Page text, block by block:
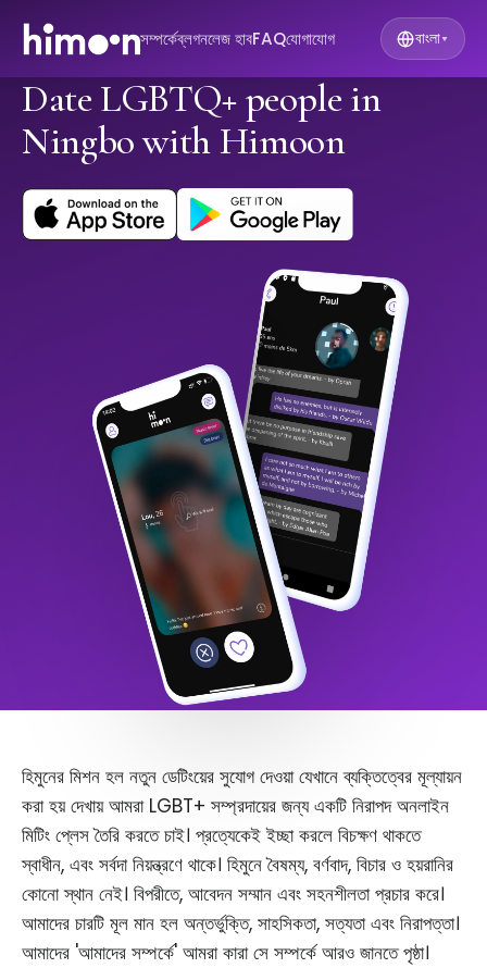
সম্পর্কেব্লগনলেজ হাবFAQযোগাযোগ বাংলা▾
Date LGBTQ+ people in
Ningbo with Himoon
হিমুনের মিশন হল নতুন ডেটিংয়ের সুযোগ দেওয়া যেখানে ব্যক্তিত্বের মূল্যায়ন
করা হয় দেখায় আমরা LGBT+ সম্প্রদায়ের জন্য একটি নিরাপদ অনলাইন
মিটিং প্লেস তৈরি করতে চাই। প্রত্যেকেই ইচ্ছা করলে বিচক্ষণ থাকতে
স্বাধীন, এবং সর্বদা নিয়ন্ত্রণে থাকে। হিমুনে বৈষম্য, বর্ণবাদ, বিচার ও হয়রানির
কোনো স্থান নেই। বিপরীতে, আবেদন সম্মান এবং সহনশীলতা প্রচার করে।
আমাদের চারটি মূল মান হল অন্তর্ভুক্তি, সাহসিকতা, সত্যতা এবং নিরাপত্তা।
আমাদের 'আমাদের সম্পর্কে' আমরা কারা সে সম্পর্কে আরও জানতে পৃষ্ঠা।